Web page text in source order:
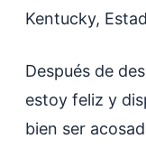
Kentucky,
Después de
estoy feliz y
bien ser